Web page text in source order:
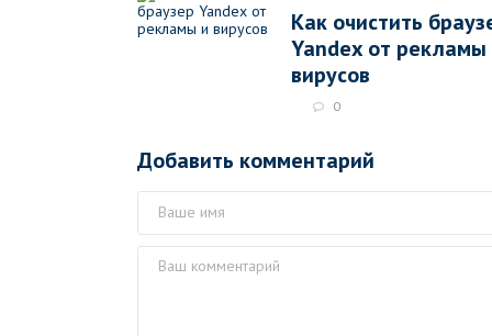
Как очистить
Yandex от рекламы
вирусов
0
Добавить комментарий